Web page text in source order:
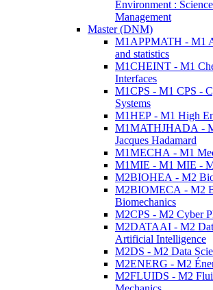
Environment :
Management
Master (DNM)
M1APPMATH - M1
and statistics
M1CHEINT - M1
Interfaces
M1CPS - M1 CPS -
Systems
M1HEP - M1 High
M1MATHJHADA -
Jacques Hadamard
M1MECHA - M1
M1MIE - M1 MIE -
M2BIOHEA - M2
M2BIOMECA - M2
Biomechanics
M2CPS - M2 Cyber
M2DATAAI - M2
Artificial Intelligence
M2DS - M2 Data
M2ENERG - M2
M2FLUIDS - M2